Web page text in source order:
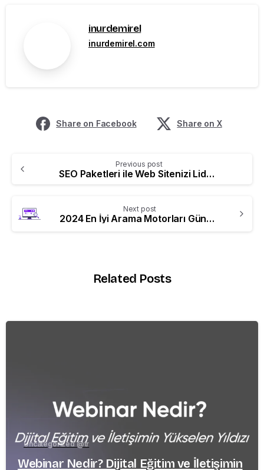
inurdemirel
inurdemirel.com
Share on Facebook Share on X
Previous post
SEO Paketleri ile Web Sitenizi Lider Hale Getirin
Next post
2024 En İyi Arama Motorları Güncel Listesi
Related Posts
Uncategorized @tr
Webinar Nedir? Dijital Eğitim ve İletişimin